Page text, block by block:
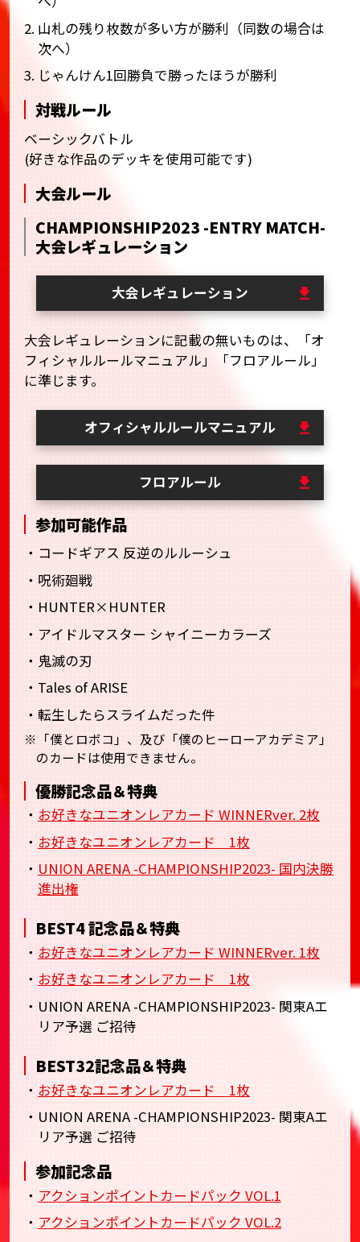
2. 山札の残り枚数が多い方が勝利（同数の場合は
次へ）
3. じゃんけん1回勝負で勝ったほうが勝利
対戦ルール
ベーシックバトル
(好きな作品のデッキを使用可能です)
大会ルール
CHAMPIONSHIP2023 -ENTRY MATCH-
大会レギュレーション
大会レギュレーション
大会レギュレーションに記載の無いものは、「オ
フィシャルルールマニュアル」「フロアルール」
に準じます。
オフィシャルルールマニュアル
フロアルール
参加可能作品
・コードギアス 反逆のルルーシュ
・呪術廻戦
・HUNTER×HUNTER
・アイドルマスター シャイニーカラーズ
・鬼滅の刃
・Tales of ARISE
・転生したらスライムだった件
※「僕とロボコ」、及び「僕のヒーローアカデミア」
のカードは使用できません。
優勝記念品＆特典
・ お好きなユニオンレアカード WINNERver. 2枚
・ お好きなユニオンレアカード 1枚
・ UNION ARENA -CHAMPIONSHIP2023- 国内決勝
進出権
BEST4 記念品＆特典
・ お好きなユニオンレアカード WINNERver. 1枚
・ お好きなユニオンレアカード 1枚
・UNION ARENA -CHAMPIONSHIP2023- 関東Aエ
リア予選 ご招待
BEST32記念品＆特典
・ お好きなユニオンレアカード 1枚
・UNION ARENA -CHAMPIONSHIP2023- 関東Aエ
リア予選 ご招待
参加記念品
・ アクションポイントカードパック VOL.1
・ アクションポイントカードパック VOL.2